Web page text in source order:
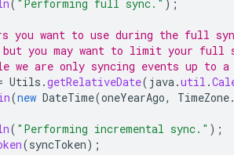
( "Performing full sync." );
you want to use during the full
you may want to limit your full
we are only syncing events up to
Utils .getRelativeDate( java.util .
(new DateTime(oneYearAgo, TimeZone.
( "Performing incremental sync." );
(syncToken);